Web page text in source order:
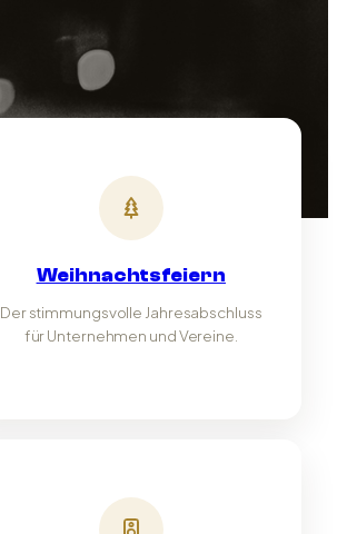
Weihnachtsfeiern
Der stimmungsvolle Jahresabschluss
für Unternehmen und Vereine.